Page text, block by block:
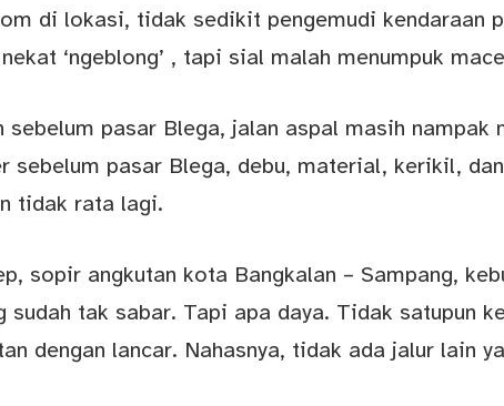
di lokasi, tidak sedikit pengemudi kendaraan
‘ngeblong’ , tapi sial malah menumpuk
sebelum pasar Blega, jalan aspal masih nampak
sebelum pasar Blega, debu, material, kerikil,
tidak rata lagi.
sopir angkutan kota Bangkalan – Sampang,
sudah tak sabar. Tapi apa daya. Tidak satupun
dengan lancar. Nahasnya, tidak ada jalur lain